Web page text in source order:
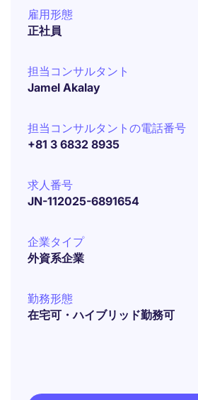
雇用形態
正社員
担当コンサルタント
Jamel Akalay
担当コンサルタントの電話番号
+81 3 6832 8935
求人番号
JN-112025-6891654
企業タイプ
外資系企業
勤務形態
在宅可・ハイブリッド勤務可